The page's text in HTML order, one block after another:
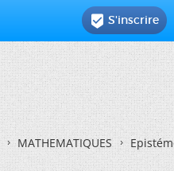
 S'inscrire
MATHEMATIQUES